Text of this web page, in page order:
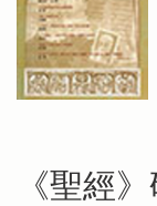
《聖經